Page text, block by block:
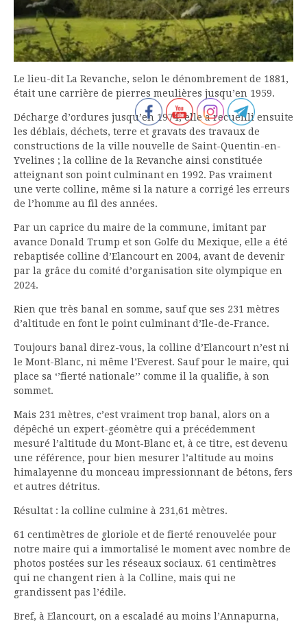
Le lieu-dit La Revanche, selon le dénombrement de 1881,
était une carrière de pierres meulières jusqu’en 1959.
Décharge d’ordures jusqu’en 1974, elle a recueilli ensuite
les déblais, déchets, terre et gravats des travaux de
constructions de la ville nouvelle de Saint-Quentin-en-
Yvelines ; la colline de la Revanche ainsi constituée
atteignant son point culminant en 1992. Pas vraiment
une verte colline, même si la nature a corrigé les erreurs
de l’homme au fil des années.
Par un caprice du maire de la commune, imitant par
avance Donald Trump et son Golfe du Mexique, elle a été
rebaptisée colline d’Elancourt en 2004, avant de devenir
par la grâce du comité d’organisation site olympique en
2024.
Rien que très banal en somme, sauf que ses 231 mètres
d’altitude en font le point culminant d’Ile-de-France.
Toujours banal direz-vous, la colline d’Elancourt n’est ni
le Mont-Blanc, ni même l’Everest. Sauf pour le maire, qui
place sa ‘’fierté nationale’’ comme il la qualifie, à son
sommet.
Mais 231 mètres, c’est vraiment trop banal, alors on a
dépêché un expert-géomètre qui a précédemment
mesuré l’altitude du Mont-Blanc et, à ce titre, est devenu
une référence, pour bien mesurer l’altitude au moins
himalayenne du monceau impressionnant de bétons, fers
et autres détritus.
Résultat : la colline culmine à 231,61 mètres.
61 centimètres de gloriole et de fierté renouvelée pour
notre maire qui a immortalisé le moment avec nombre de
photos postées sur les réseaux sociaux. 61 centimètres
qui ne changent rien à la Colline, mais qui ne
grandissent pas l’édile.
Bref, à Elancourt, on a escaladé au moins l’Annapurna,